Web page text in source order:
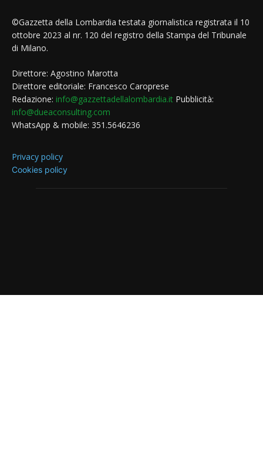
©Gazzetta della Lombardia testata giornalistica registrata il 10
ottobre 2023 al nr. 120 del registro della Stampa del Tribunale
di Milano.
Direttore: Agostino Marotta
Direttore editoriale: Francesco Caroprese
Redazione: info@gazzettadellalombardia.it Pubblicità:
info@dueaconsulting.com
WhatsApp & mobile: 351.5646236
Privacy policy
Cookies policy